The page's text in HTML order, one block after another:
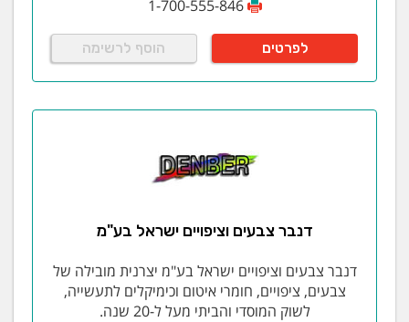
1-700-555-846
לפרטים הוסף לרשימה
דנבר צבעים וציפויים ישראל בע"מ
דנבר צבעים וציפויים ישראל בע"מ יצרנית מובילה של
צבעים, ציפויים, חומרי איטום וכימיקלים לתעשייה,
לשוק המוסדי והביתי מעל ל-20 שנה.